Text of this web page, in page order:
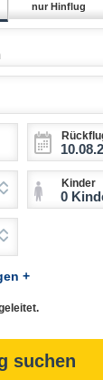
nur Hinflug
Kinder
0 Kinder
+
suchen